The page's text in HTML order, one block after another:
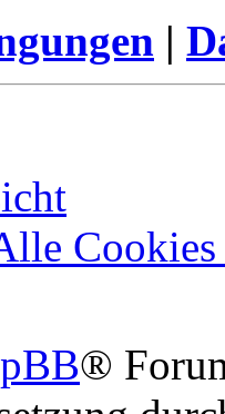
|
Cookies
®